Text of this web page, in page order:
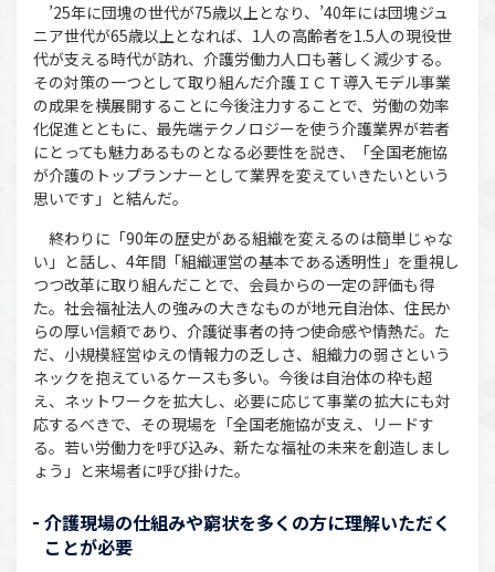
’25年に団塊の世代が75歳以上となり、’40年には団塊ジュ
ニア世代が65歳以上となれば、1人の高齢者を1.5人の現役世
代が支える時代が訪れ、介護労働力人口も著しく減少する。
その対策の一つとして取り組んだ介護ＩＣＴ導入モデル事業
の成果を横展開することに今後注力することで、労働の効率
化促進とともに、最先端テクノロジーを使う介護業界が若者
にとっても魅力あるものとなる必要性を説き、「全国老施協
が介護のトップランナーとして業界を変えていきたいという
思いです」と結んだ。
終わりに「90年の歴史がある組織を変えるのは簡単じゃな
い」と話し、4年間「組織運営の基本である透明性」を重視し
つつ改革に取り組んだことで、会員からの一定の評価も得
た。社会福祉法人の強みの大きなものが地元自治体、住民か
らの厚い信頼であり、介護従事者の持つ使命感や情熱だ。た
だ、小規模経営ゆえの情報力の乏しさ、組織力の弱さという
ネックを抱えているケースも多い。今後は自治体の枠も超
え、ネットワークを拡大し、必要に応じて事業の拡大にも対
応するべきで、その現場を「全国老施協が支え、リードす
る。若い労働力を呼び込み、新たな福祉の未来を創造しまし
ょう」と来場者に呼び掛けた。
介護現場の仕組みや窮状を多くの方に理解いただく
ことが必要